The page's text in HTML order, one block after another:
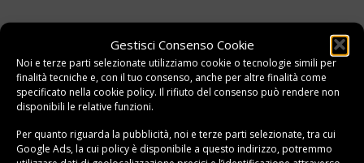
Gestisci Consenso Cookie
Noi e terze parti selezionate utilizziamo cookie o tecnologie simili per
finalità tecniche e, con il tuo consenso, anche per altre finalità come
specificato nella cookie policy. Il rifiuto del consenso può rendere non
disponibili le relative funzioni.
Per quanto riguarda la pubblicità, noi e terze parti selezionate, tra cui
Google Ads, la cui policy è disponibile a questo indirizzo, potremmo